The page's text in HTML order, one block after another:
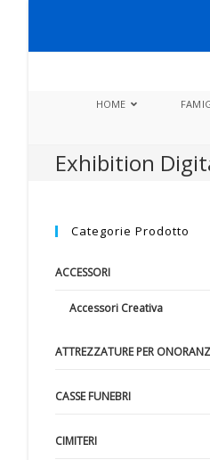
contenuto
HOME
Exhibition
Categorie Prodotto
ACCESSORI
Accessori Creativa
ATTREZZATURE PER
CASSE FUNEBRI
CIMITERI